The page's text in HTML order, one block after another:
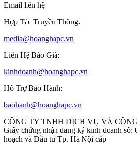
Email liên hệ
Hợp Tác Truyền Thông:
media@hoanghapc.vn
Liên Hệ Báo Giá:
kinhdoanh@hoanghapc.vn
Hỗ Trợ Bảo Hành:
baohanh@hoanghapc.vn
CÔNG TY TNHH DỊCH VỤ VÀ
Giấy chứng nhận đăng ký kinh doanh số:
hoạch và Đầu tư Tp. Hà Nội cấp